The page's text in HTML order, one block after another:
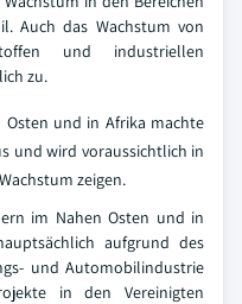
Auch das Wachstum von
und industriellen
zu.
Osten und in Afrika machte
und wird voraussichtlich in
zeigen.
im Nahen Osten und in
aufgrund des
und Automobilindustrie
in den Vereinigten